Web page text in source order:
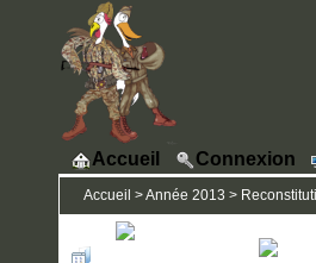
Accueil Connexion
Accueil >Année 2013 >